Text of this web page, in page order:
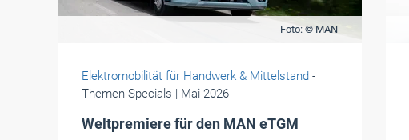
Foto: © MAN
Elektromobilität für Handwerk & Mittelstand -
Themen-Specials | Mai 2026
Weltpremiere für den MAN eTGM